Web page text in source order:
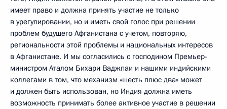
имеет право и должна принять участие не только
в урегулировании, но и иметь свой голос при решении
проблем будущего Афганистана с учетом, повторяю,
региональности этой проблемы и национальных интересов
в Афганистане. И мы согласились с господином Премьер-
министром Аталом Бихари Ваджпаи и нашими индийскими
коллегами в том, что механизм «шесть плюс два» может
и должен быть использован, но Индия должна иметь
возможность принимать более активное участие в решении